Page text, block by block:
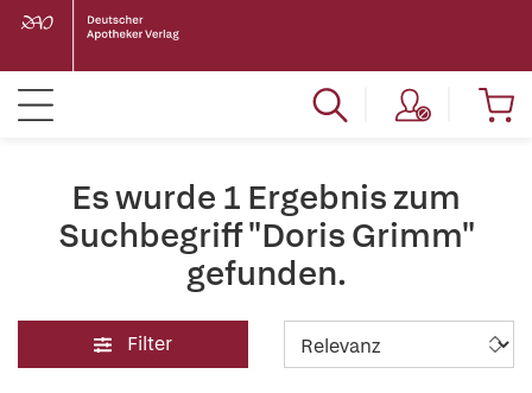
Es wurde 1 Ergebnis zum
Suchbegriff "Doris Grimm"
gefunden.
Filter